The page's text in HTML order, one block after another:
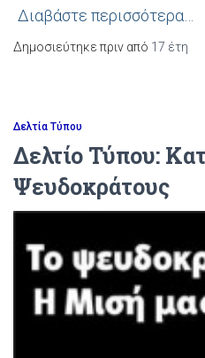
Διαβάστε περισσότερα…
Δημοσιεύτηκε πριν από 17 έτη
Δελτία Τύπου
Δελτίο Τύπου:
Ψευδοκράτους